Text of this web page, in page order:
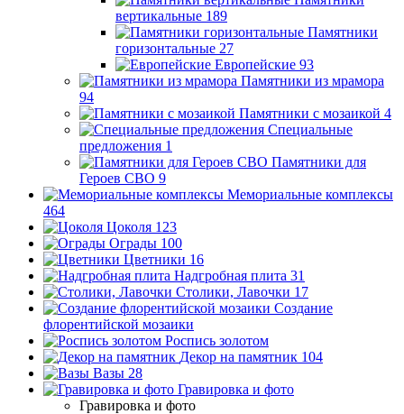
вертикальные 189
Памятники
горизонтальные 27
Европейские 93
Памятники из мрамора
94
Памятники с мозаикой 4
Специальные
предложения 1
Памятники для
Героев СВО 9
Мемориальные комплексы
464
Цоколя 123
Ограды 100
Цветники 16
Надгробная плита 31
Столики, Лавочки 17
Создание
флорентийской мозаики
Роспись золотом
Декор на памятник 104
Вазы 28
Гравировка и фото
Гравировка и фото